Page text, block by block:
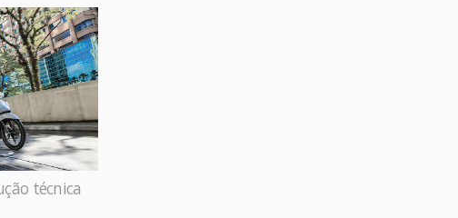
técnica